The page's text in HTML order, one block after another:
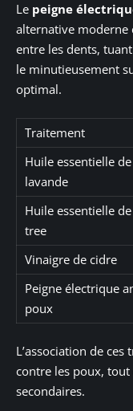
Le peigne
alternative moderne
entre les dents,
le minutieusement
optimal.
Traitement
Huile essentielle de
lavande
Huile essentielle
tree
Vinaigre de cidre
Peigne électrique
poux
L’association de
contre les poux, tout
secondaires.